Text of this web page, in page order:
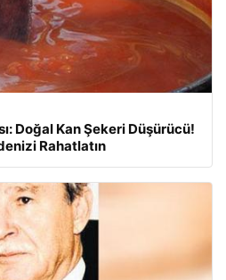
Doğal Kan Şekeri Düşürücü!
Rahatlatın